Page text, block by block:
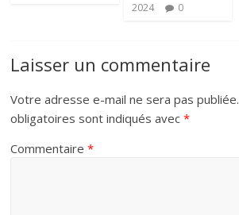
2024
0
Laisser un commentaire
Votre adresse e-mail ne sera pas publiée.
obligatoires sont indiqués avec*
Commentaire*